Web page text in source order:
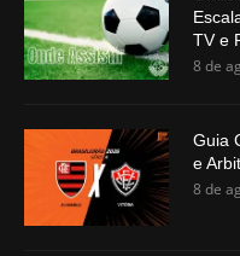
TV e
8 de
Guia
e
8 de